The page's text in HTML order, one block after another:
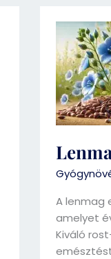
A lenmag
amelyet
Kiváló
Lenmag
(Linum